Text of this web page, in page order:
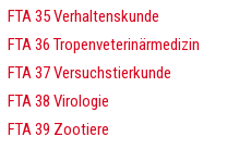
FTA 35 Verhaltenskunde
FTA 36 Tropenveterinärmedizin
FTA 37 Versuchstierkunde
FTA 38 Virologie
FTA 39 Zootiere